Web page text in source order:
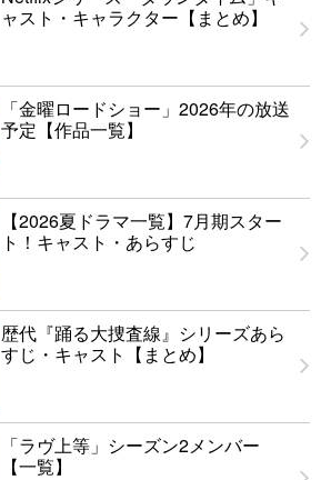
ャスト・キャラクター【まとめ】
「金曜ロードショー」2026年の放送
予定【作品一覧】
【2026夏ドラマ一覧】7月期スター
ト！キャスト・あらすじ
歴代『踊る大捜査線』シリーズあら
すじ・キャスト【まとめ】
「ラヴ上等」シーズン2メンバー
【一覧】